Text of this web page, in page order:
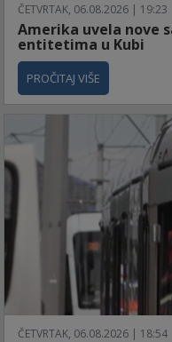
ČETVRTAK, 06.08.2026 | 19:23
Amerika uvela nove
entitetima u Kubi
PROČITAJ VIŠE
ČETVRTAK, 06.08.2026 | 18:54